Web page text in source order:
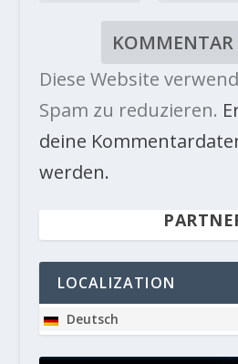
Diese Website
Spam zu reduzieren.
deine
werden.
LOCALIZATION
Deutsch